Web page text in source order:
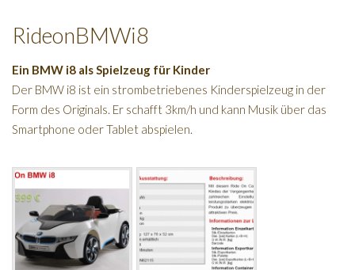
RideonBMWi8
Ein BMW i8 als Spielzeug für Kinder
Der BMW i8 ist ein strombetriebenes Kinderspielzeug in der
Form des Originals. Er schafft 3km/h und kann Musik über das
Smartphone oder Tablet abspielen.